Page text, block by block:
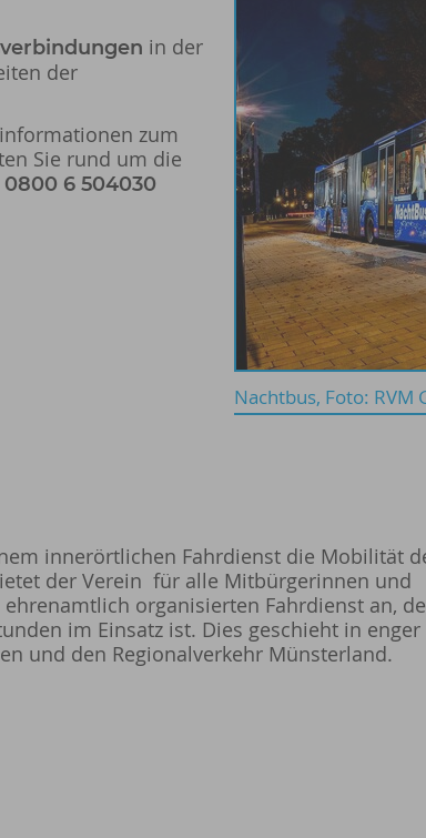
Nachtbus, Foto: RVM
in der
der
zum
Sie rund um die
0800 6 504030
innerörtlichen Fahrdienst die Mobilität
der Verein für alle Mitbürgerinnen und
organisierten Fahrdienst an,
im Einsatz ist. Dies geschieht in enger
und den Regionalverkehr Münsterland.